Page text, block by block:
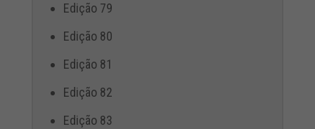
Edição 79
Edição 80
Edição 81
Edição 82
Edição 83